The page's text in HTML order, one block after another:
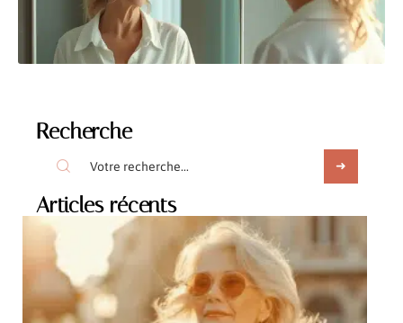
Recherche
Articles récents